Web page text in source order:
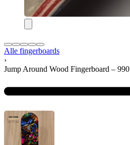
Alle fingerboards
›
Jump Around Wood Fingerboard – 990
navigation
Previous
product: